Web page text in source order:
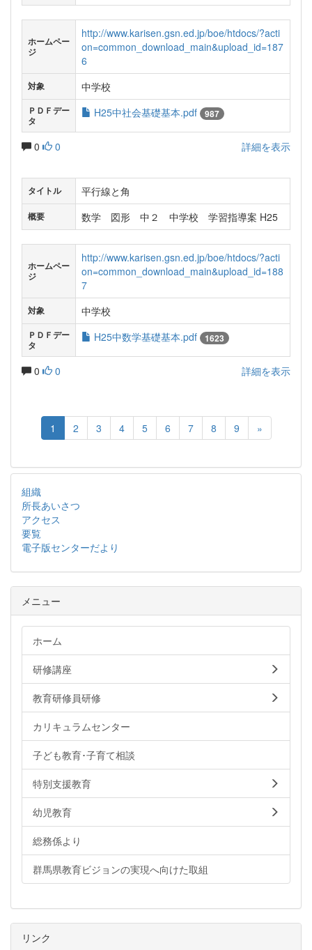
ホームペー
ジ
http://www.karisen.gsn.ed.jp/boe/htdocs/?acti
on=common_download_main&upload_id=187
6
対象 中学校
ＰＤＦデー
タ
H25中社会基礎基本.pdf 987
0 0 詳細を表示
タイトル 平行線と角
概要 数学 図形 中２ 中学校 学習指導案 H25
ホームペー
ジ
http://www.karisen.gsn.ed.jp/boe/htdocs/?acti
on=common_download_main&upload_id=188
7
対象 中学校
ＰＤＦデー
タ
H25中数学基礎基本.pdf 1623
0 0 詳細を表示
1 2 3 4 5 6 7 8 9 »
組織
所長あいさつ
アクセス
要覧
電子版センターだより
メニュー
ホーム
研修講座
教育研修員研修
カリキュラムセンター
子ども教育･子育て相談
特別支援教育
幼児教育
総務係より
群馬県教育ビジョンの実現へ向けた取組
リンク